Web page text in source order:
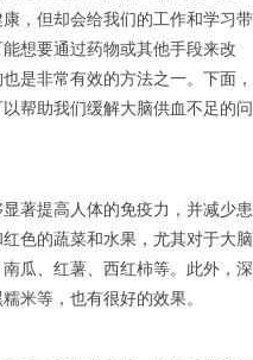
，但却会给我们的工作和学习带
想要通过药物或其他手段来改
是非常有效的方法之一。下面，
帮助我们缓解大脑供血不足的问
著提高人体的免疫力，并减少患
色的蔬菜和水果，尤其对于大脑
瓜、红薯、西红柿等。此外，深
米等，也有很好的效果。